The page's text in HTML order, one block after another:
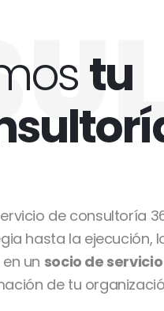
tu
de consultoría
hasta la ejecución,
un socio de
de tu